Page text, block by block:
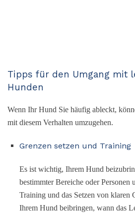
Tipps für den Umgang mit
Hunden
Wenn Ihr Hund Sie häufig ableckt,
mit diesem Verhalten umzugehen.
Grenzen setzen und Training
Es ist wichtig, Ihrem Hund
bestimmter Bereiche oder Personen
Training und das Setzen von klaren
Ihrem Hund beibringen, wann das